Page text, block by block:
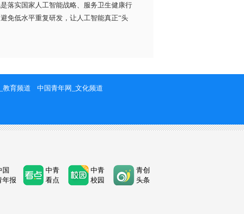
落实国家人工智能战略、服务卫生健康行
免低水平重复研发，让人工智能真正“头
教育频道 中国青年网_文化频道
国
年报
中青
看点
中青
校园
青创
头条